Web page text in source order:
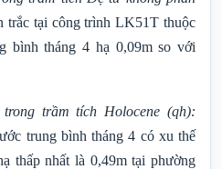
trắc tại công trình LK51T thuộc
bình tháng 4 hạ 0,09m so với
trầm tích Holocene (qh):
trung bình tháng 4 có xu thế
thấp nhất là 0,49m tại phường